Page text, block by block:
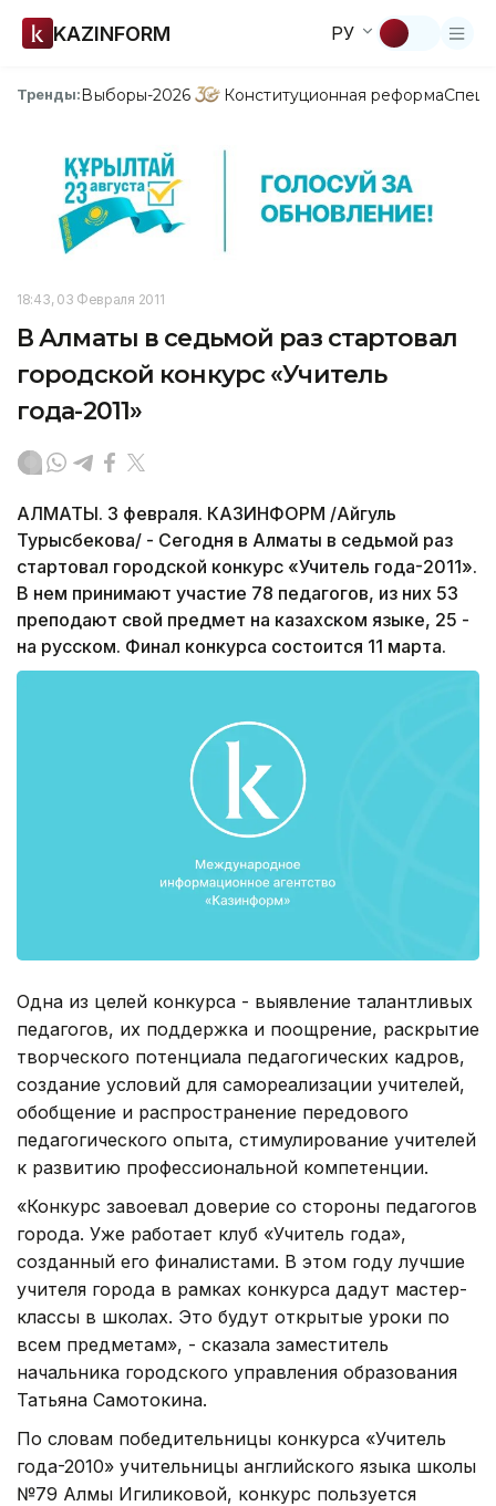
KAZINFORM РУ
Тренды:Выборы-2026 Конституционная реформа
18:43, 03 Февраля 2011
В Алматы в седьмой раз стартовал
городской конкурс «Учитель
года-2011»
АЛМАТЫ. 3 февраля. КАЗИНФОРМ /Айгуль
Турысбекова/ - Сегодня в Алматы в седьмой раз
стартовал городской конкурс «Учитель года-2011».
В нем принимают участие 78 педагогов, из них 53
преподают свой предмет на казахском языке, 25 -
на русском. Финал конкурса состоится 11 марта.
Одна из целей конкурса - выявление талантливых
педагогов, их поддержка и поощрение, раскрытие
творческого потенциала педагогических кадров,
создание условий для самореализации учителей,
обобщение и распространение передового
педагогического опыта, стимулирование учителей
к развитию профессиональной компетенции.
«Конкурс завоевал доверие со стороны педагогов
города. Уже работает клуб «Учитель года»,
созданный его финалистами. В этом году лучшие
учителя города в рамках конкурса дадут мастер-
классы в школах. Это будут открытые уроки по
всем предметам», - сказала заместитель
начальника городского управления образования
Татьяна Самотокина.
По словам победительницы конкурса «Учитель
года-2010» учительницы английского языка школы
№79 Алмы Игиликовой, конкурс пользуется